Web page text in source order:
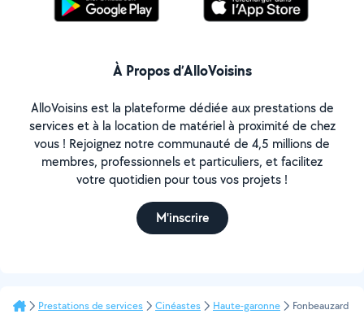
À Propos d’AlloVoisins
AlloVoisins est la plateforme dédiée aux prestations de
services et à la location de matériel à proximité de chez
vous ! Rejoignez notre communauté de 4,5 millions de
membres, professionnels et particuliers, et facilitez
votre quotidien pour tous vos projets !
M'inscrire
Prestations de services Cinéastes Haute-garonne Fonbeauzard